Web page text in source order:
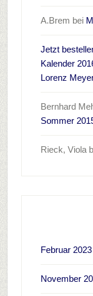
A.Brem bei
Jetzt
Kalender
Lorenz
Bernhard
Sommer
Rieck, Viola
Februar 2023
November